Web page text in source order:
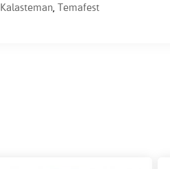
Kalasteman, Temafest